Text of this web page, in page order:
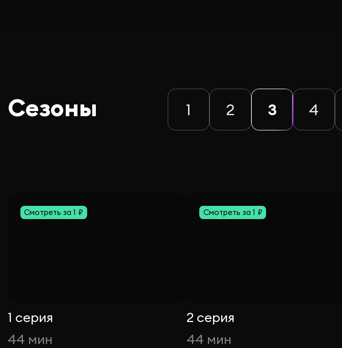
Сезоны 1 2 3 4
Смотреть за 1 ₽
1 серия
44 мин
Смотреть за 1 ₽
2 серия
44 мин